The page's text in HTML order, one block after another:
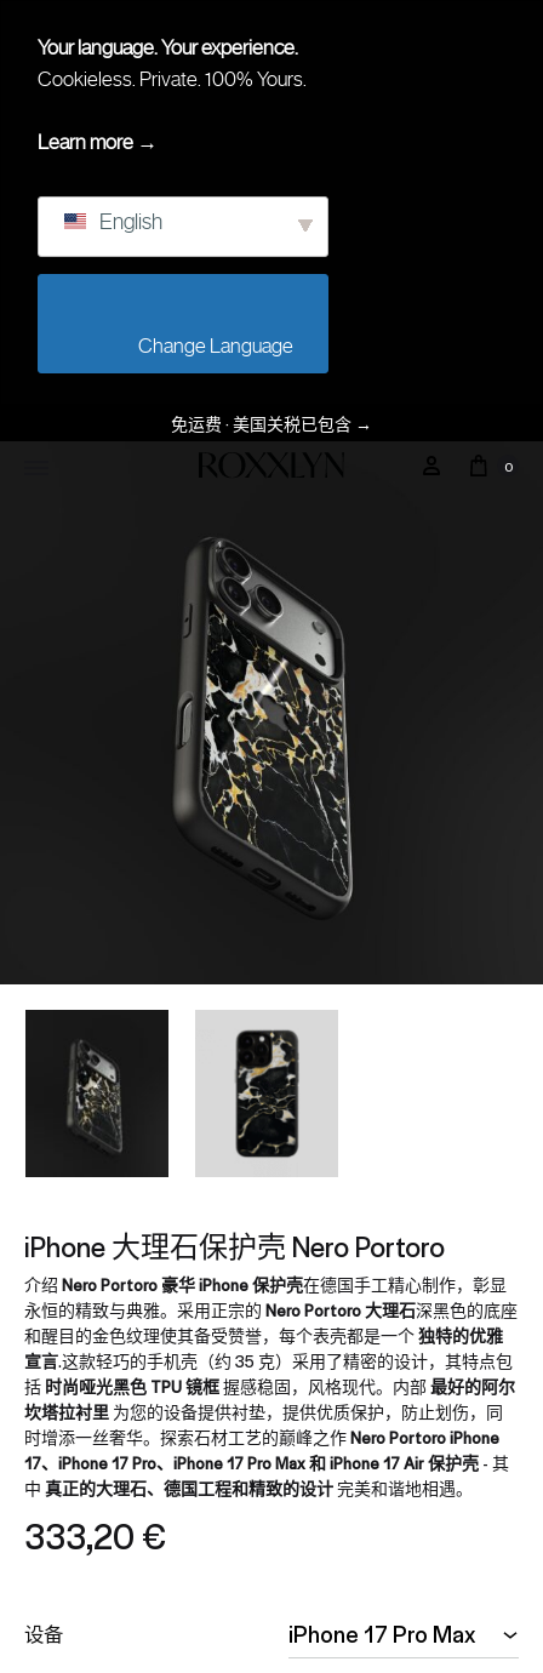
Your language. Your experience.
Cookieless. Private. 100% Yours.
Learn more →
English
免运费 · 美国关税已包含 →
0
iPhone 大理石保护壳 Nero Portoro
介绍 Nero Portoro 豪华 iPhone 保护壳在德国手工精心制作，彰显
永恒的精致与典雅。采用正宗的 Nero Portoro 大理石深黑色的底座
和醒目的金色纹理使其备受赞誉，每个表壳都是一个独特的优雅
宣言.这款轻巧的手机壳（约 35 克）采用了精密的设计，其特点包
括 时尚哑光黑色 TPU 镜框握感稳固，风格现代。内部最好的阿尔
坎塔拉衬里 为您的设备提供衬垫，提供优质保护，防止划伤，同
时增添一丝奢华。探索石材工艺的巅峰之作Nero Portoro iPhone
17、iPhone 17 Pro、iPhone 17 Pro Max 和 iPhone 17 Air 保护壳 - 其
中 真正的大理石、德国工程和精致的设计完美和谐地相遇。
333,20 €
设备